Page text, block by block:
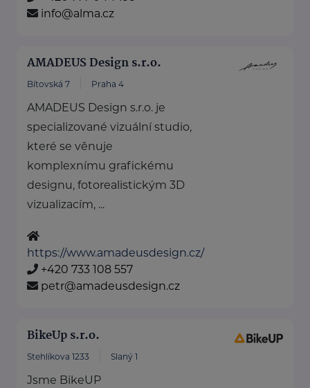
info@alma.cz
AMADEUS Design s.r.o.
Bítovská 7 Praha 4
AMADEUS Design s.r.o. je
specializované vizuální studio,
které se věnuje
komplexnímu grafickému
designu, fotorealistickým 3D
vizualizacím, ...
https://www.amadeusdesign.cz/
+420 733 108 557
petr@amadeusdesign.cz
BikeUp s.r.o.
Stehlíkova 1233 Slaný 1
Jsme BikeUP